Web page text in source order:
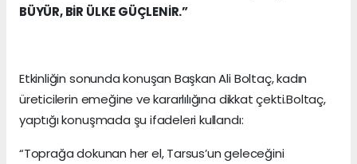
BÜYÜR, BİR ÜLKE GÜÇLENİR.”
Etkinliğin sonunda konuşan Başkan Ali Boltaç, kadın
üreticilerin emeğine ve kararlılığına dikkat çekti.Boltaç,
yaptığı konuşmada şu ifadeleri kullandı:
“Toprağa dokunan her el, Tarsus’un geleceğini